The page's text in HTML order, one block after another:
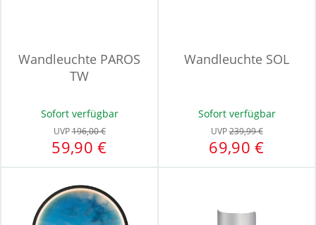
Wandleuchte PAROS
TW
Sofort verfügbar
UVP196,00 €
59,90 €
Wandleuchte SOL
Sofort verfügbar
UVP239,99 €
69,90 €